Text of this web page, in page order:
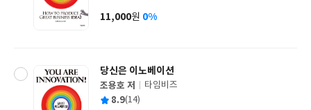
사
가
11,000원 0%
당신은 이노베이션
글
쓴
조용호 저
출
타임비즈
평 8.9(14)